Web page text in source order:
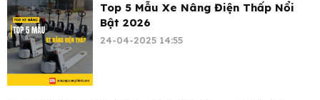
Top 5 Mẫu Xe Nâng Điện Thấp Nổi
Bật 2026
24-04-2025 14:55